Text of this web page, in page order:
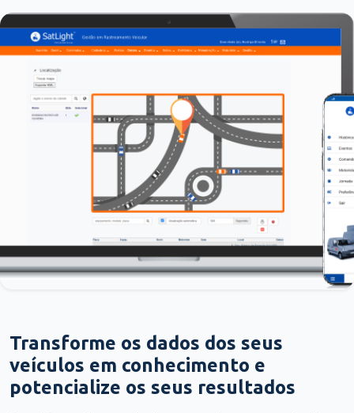
Transforme os dados dos seus
veículos em conhecimento e
potencialize os seus resultados